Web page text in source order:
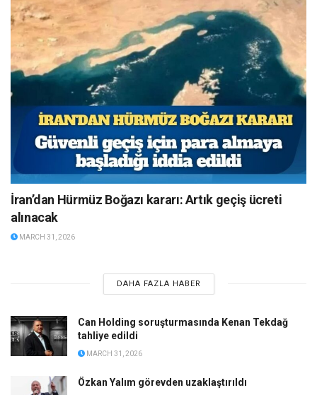
İran’dan Hürmüz Boğazı kararı: Artık geçiş ücreti
alınacak
MARCH 31, 2026
DAHA FAZLA HABER
Can Holding soruşturmasında Kenan Tekdağ
tahliye edildi
MARCH 31, 2026
Özkan Yalım görevden uzaklaştırıldı